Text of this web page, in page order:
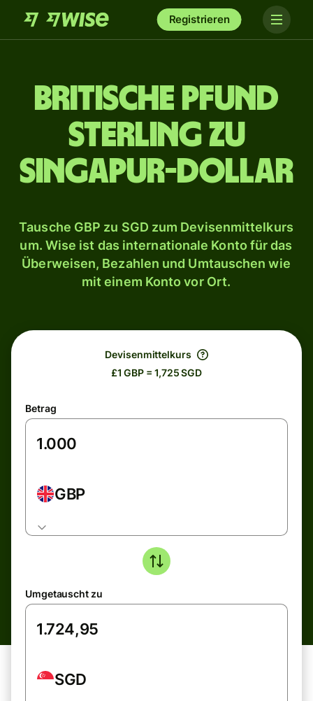
Registrieren
Britische Pfund
Sterling zu
Singapur-Dollar
Tausche GBP zu SGD zum Devisenmittelkurs
um. Wise ist das internationale Konto für das
Überweisen, Bezahlen und Umtauschen wie
mit einem Konto vor Ort.
Devisenmittelkurs
£1 GBP = 1,725 SGD
Betrag
GBP
Umgetauscht zu
SGD